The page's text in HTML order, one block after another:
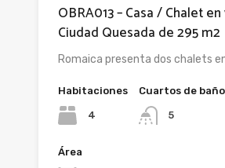
OBRA013 – Casa / Chalet
Ciudad Quesada de 295 m2
Romaica presenta dos chalets
Habitaciones
4
Cuartos de baño
5
Área